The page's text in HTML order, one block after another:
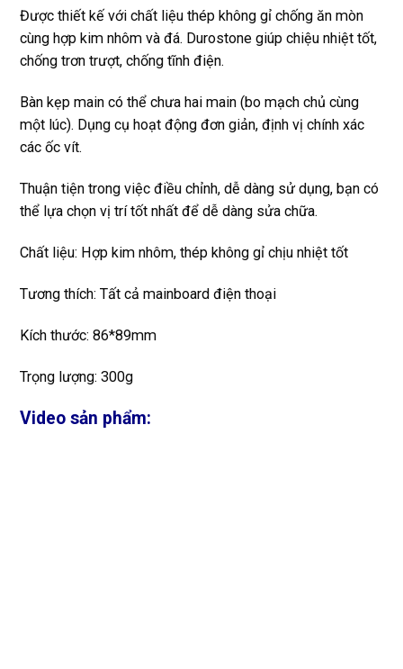
Được thiết kế với chất liệu thép không gỉ chống ăn mòn
cùng hợp kim nhôm và đá. Durostone giúp chiệu nhiệt tốt,
chống trơn trượt, chống tĩnh điện.
Bàn kẹp main có thể chưa hai main (bo mạch chủ cùng
một lúc). Dụng cụ hoạt động đơn giản, định vị chính xác
các ốc vít.
Thuận tiện trong việc điều chỉnh, dễ dàng sử dụng, bạn có
thể lựa chọn vị trí tốt nhất để dễ dàng sửa chữa.
Chất liệu: Hợp kim nhôm, thép không gỉ chịu nhiệt tốt
Tương thích: Tất cả mainboard điện thoại
Kích thước: 86*89mm
Trọng lượng: 300g
Video sản phẩm: